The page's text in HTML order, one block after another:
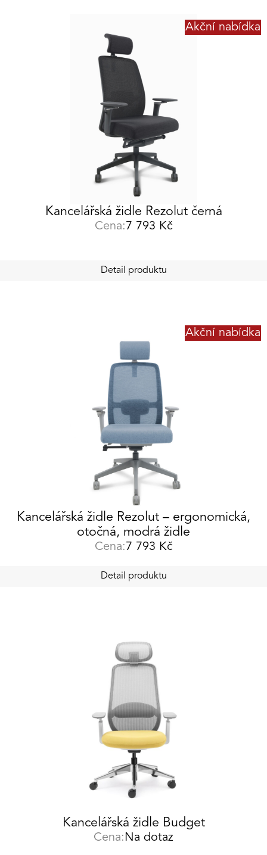
Akční nabídka
Kancelářská židle Rezolut černá
Cena:7 793 Kč
Detail produktu
Akční nabídka
Kancelářská židle Rezolut – ergonomická,
otočná, modrá židle
Cena:7 793 Kč
Detail produktu
Kancelářská židle Budget
Cena: Na dotaz